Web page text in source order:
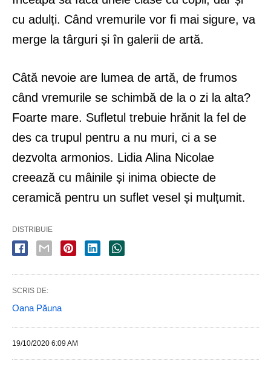
cu adulți. Când vremurile vor fi mai sigure, va
merge la târguri și în galerii de artă.
Câtă nevoie are lumea de artă, de frumos
când vremurile se schimbă de la o zi la alta?
Foarte mare. Sufletul trebuie hrănit la fel de
des ca trupul pentru a nu muri, ci a se
dezvolta armonios. Lidia Alina Nicolae
creează cu mâinile și inima obiecte de
ceramică pentru un suflet vesel și mulțumit.
DISTRIBUIE
SCRIS DE:
Oana Păuna
19/10/2020 6:09 AM